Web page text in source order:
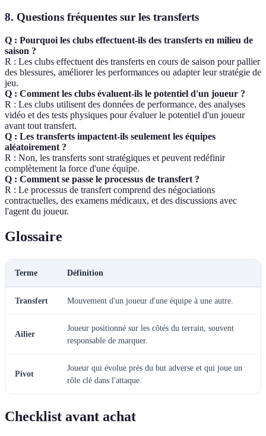
8. Questions fréquentes sur les transferts
Q : Pourquoi les clubs effectuent-ils des transferts en milieu de
saison ?
R : Les clubs effectuent des transferts en cours de saison pour pallier
des blessures, améliorer les performances ou adapter leur stratégie de
jeu.
Q : Comment les clubs évaluent-ils le potentiel d'un joueur ?
R : Les clubs utilisent des données de performance, des analyses
vidéo et des tests physiques pour évaluer le potentiel d'un joueur
avant tout transfert.
Q : Les transferts impactent-ils seulement les équipes
aléatoirement ?
R : Non, les transferts sont stratégiques et peuvent redéfinir
complètement la force d'une équipe.
Q : Comment se passe le processus de transfert ?
R : Le processus de transfert comprend des négociations
contractuelles, des examens médicaux, et des discussions avec
l'agent du joueur.
Glossaire
Terme Définition
Transfert Mouvement d'un joueur d'une équipe à une autre.
Ailier
Joueur positionné sur les côtés du terrain, souvent
responsable de marquer.
Pivot
Joueur qui évolue près du but adverse et qui joue un
rôle clé dans l'attaque.
Checklist avant achat